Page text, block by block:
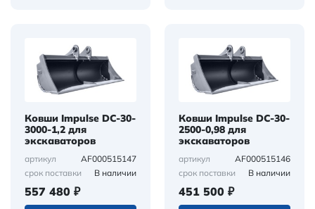
Ковши Impulse DC-30-
3000-1,2 для
экскаваторов
артикул
AF000515147
срок поставки
В наличии
557 480 ₽
Ковши Impulse DC-30-
2500-0,98 для
экскаваторов
артикул
AF000515146
срок поставки
В наличии
451 500 ₽